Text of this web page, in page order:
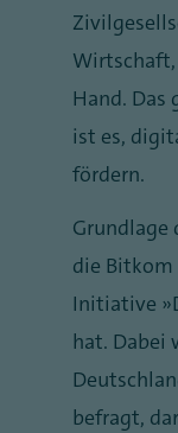
Hand.
ist es,
fördern.
Grundlage
die Bitkom
Initiative
hat. Dabei
befragt,